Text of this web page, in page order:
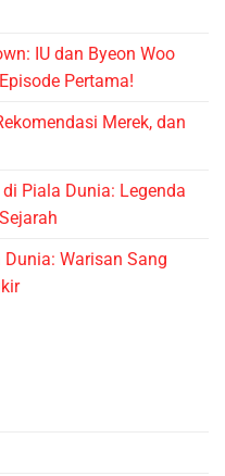
IU dan Byeon Woo
Pertama!
Merek, dan
Piala Dunia: Legenda
Warisan Sang